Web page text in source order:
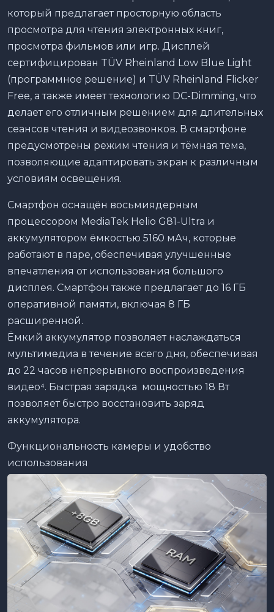
который предлагает просторную область
просмотра для чтения электронных книг,
просмотра фильмов или игр. Дисплей
сертифицирован TÜV Rheinland Low Blue Light
(программное решение) и TÜV Rheinland Flicker
Free, а также имеет технологию DC-Dimming, что
делает его отличным решением для длительных
сеансов чтения и видеозвонков. В смартфоне
предусмотрены режим чтения и тёмная тема,
позволяющие адаптировать экран к различным
условиям освещения.
Смартфон оснащён восьмиядерным
процессором MediaTek Helio G81-Ultra и
аккумулятором ёмкостью 5160 мАч, которые
работают в паре, обеспечивая улучшенные
впечатления от использования большого
дисплея. Смартфон также предлагает до 16 ГБ
оперативной памяти, включая 8 ГБ
расширенной.
Ёмкий аккумулятор позволяет наслаждаться
мультимедиа в течение всего дня, обеспечивая
до 22 часов непрерывного воспроизведения
видео⁴. Быстрая зарядка мощностью 18 Вт
позволяет быстро восстановить заряд
аккумулятора.
Функциональность камеры и удобство
использования